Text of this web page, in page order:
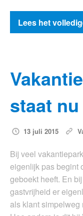
Lees het
staat
13 juli 2015
Bij veel
eigenlijk pas begint
geboekt heeft. En
gastvrijheid er
als klant simpelweg